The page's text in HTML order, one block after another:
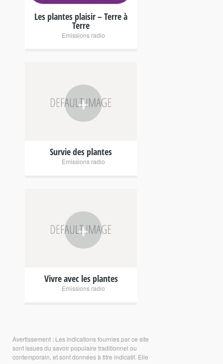
Les plantes plaisir – Terre à
Terre
Emissions radio
+
Survie des plantes
Emissions radio
+
Vivre avec les plantes
Emissions radio
Avertissement : Les indications fournies par ce site
sont issues du savoir populaire traditionnel ou
contemporain, et sont données à titre indicatif. Elle